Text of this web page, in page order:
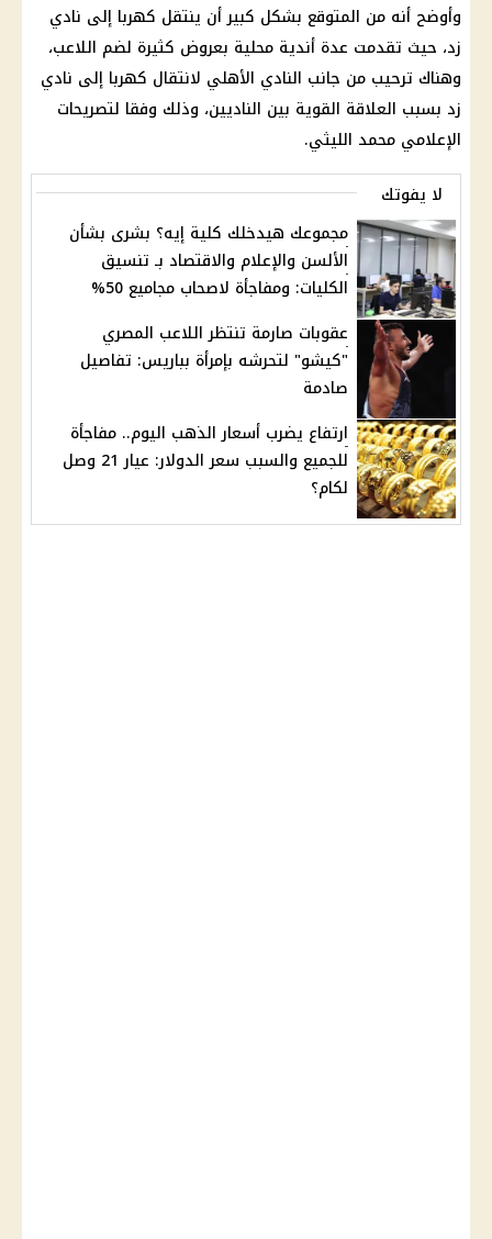
وأوضح أنه من المتوقع بشكل كبير أن ينتقل كهربا إلى نادي
زد، حيث تقدمت عدة أندية محلية بعروض كثيرة لضم اللاعب،
وهناك ترحيب من جانب النادي الأهلي لانتقال كهربا إلى نادي
زد بسبب العلاقة القوية بين الناديين، وذلك وفقا لتصريحات
الإعلامي محمد الليثي.
لا يفوتك
مجموعك هيدخلك كلية إيه؟ بشرى بشأن
الألسن والإعلام والاقتصاد بـ تنسيق
الكليات: ومفاجأة لاصحاب مجاميع 50%
عقوبات صارمة تنتظر اللاعب المصري
"كيشو" لتحرشه بإمرأة بباريس: تفاصيل
صادمة
ارتفاع يضرب أسعار الذهب اليوم.. مفاجأة
للجميع والسبب سعر الدولار: عيار 21 وصل
لكام؟